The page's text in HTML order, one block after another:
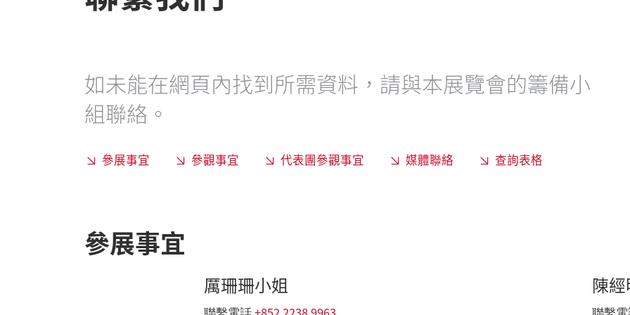
如未能在網頁內找到所需資料，請與本展覽會的籌備小
組聯絡。
參展事宜 參觀事宜 代表團參觀事宜 媒體聯絡 查詢表格
參展事宜
厲珊珊小姐 陳